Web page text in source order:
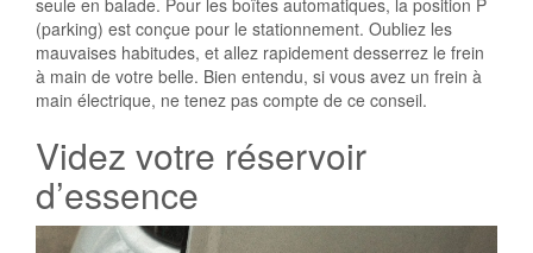
(parking) est conçue pour le stationnement. Oubliez les
mauvaises habitudes, et allez rapidement desserrez le frein
à main de votre belle. Bien entendu, si vous avez un frein à
main électrique, ne tenez pas compte de ce conseil.
Videz votre réservoir
d’essence